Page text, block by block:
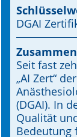
Online First
A&I English
Mediadaten
Autoren-
DGAI
Seit fast
„AI Zert“
(DGAI). In
Qualität
Bedeutung